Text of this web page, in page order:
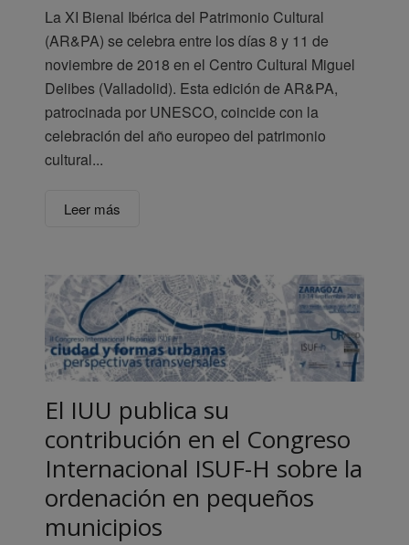
La XI Bienal Ibérica del Patrimonio Cultural
(AR&PA) se celebra entre los días 8 y 11 de
noviembre de 2018 en el Centro Cultural Miguel
Delibes (Valladolid). Esta edición de AR&PA,
patrocinada por UNESCO, coincide con la
celebración del año europeo del patrimonio
cultural...
Leer más
El IUU publica su
contribución en el Congreso
Internacional ISUF-H sobre la
ordenación en pequeños
municipios